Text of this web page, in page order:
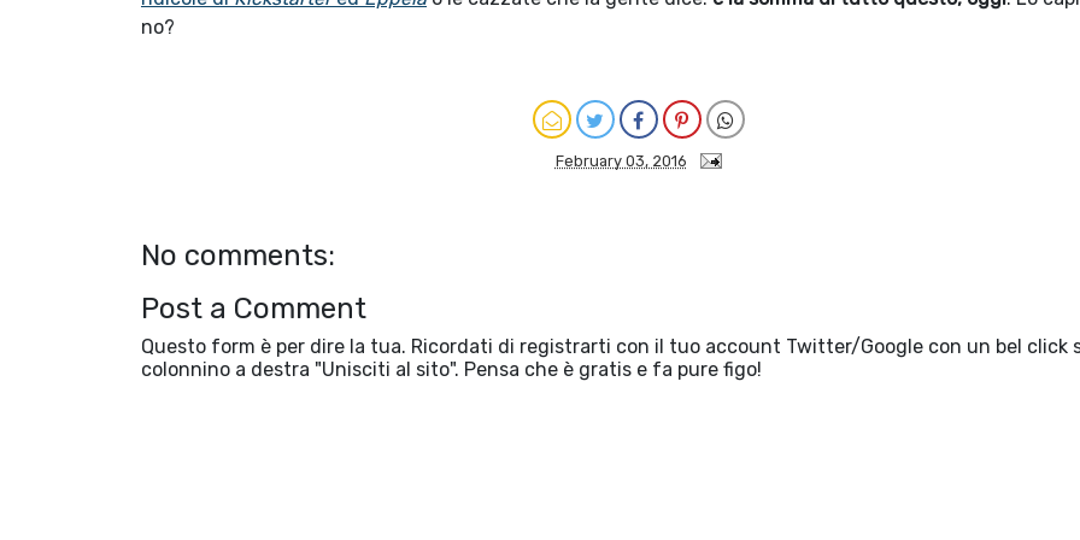
no?
February 03, 2016
No comments:
Post a Comment
Questo form è per dire la tua. Ricordati di registrarti con il tuo account Twitter/Google con un bel click
colonnino a destra "Unisciti al sito". Pensa che è gratis e fa pure figo!